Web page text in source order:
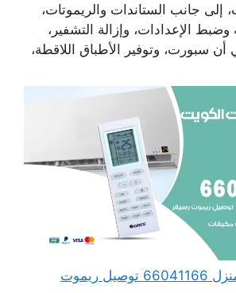
إلى جانب الستاندات والريموتات،
الإعدادات، وإزالة التشفير،
سبورت، وتوفير الأطباق اللاقطة،
توصيل ريموت للمنزل 66041166 توصيل ريموت